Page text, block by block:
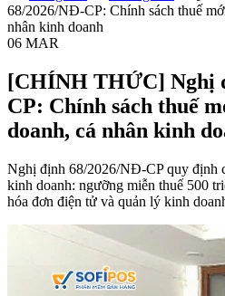
68/2026/NĐ-CP: Chính sách thuế
nhân kinh doanh
06 MAR
[CHÍNH THỨC] Nghị
CP: Chính sách thuế
doanh, cá nhân kinh
Nghị định 68/2026/NĐ-CP quy định
kinh doanh: ngưỡng miễn thuế 500
hóa đơn điện tử và quản lý kinh